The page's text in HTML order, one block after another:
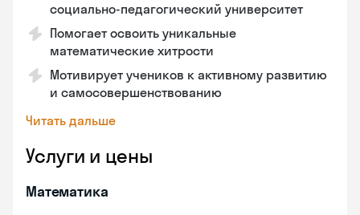
социально-педагогический университет
Помогает освоить уникальные
математические хитрости
Мотивирует учеников к активному развитию
и самосовершенствованию
Читать дальше
Услуги и цены
Математика